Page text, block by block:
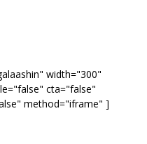
width="300"
cta="false"
method="iframe" ]